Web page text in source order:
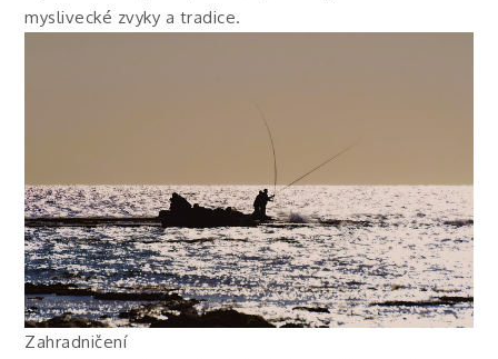
myslivecké zvyky a tradice.
Zahradničení